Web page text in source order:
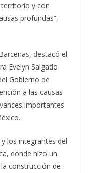
y con
profundas”,
destacó el
Evelyn Salgado
Gobierno de
a las causas
importantes
los integrantes del
donde hizo un
construcción de